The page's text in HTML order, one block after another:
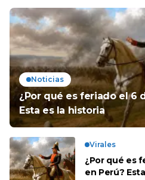
Noticias
¿Por qué es feriado el 6
Esta es la historia
Virales
¿Por qué es
en Perú?